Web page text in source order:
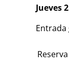
Jueves